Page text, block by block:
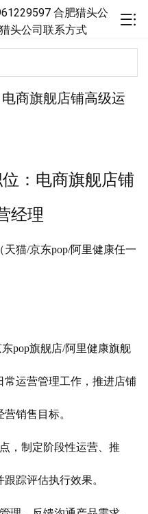
商旗舰店铺高级运
：电商旗舰店铺
经理
天猫/京东pop/阿里健康任一
pop旗舰店/阿里健康旗舰
常运营管理工作，推进店铺
销售目标。
，制定阶段性运营、推
踪评估执行效果。